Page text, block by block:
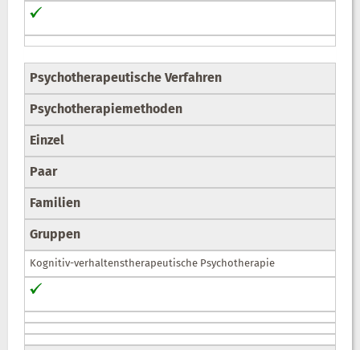
Psychotherapeutische Verfahren
Psychotherapiemethoden
Einzel
Paar
Familien
Gruppen
Kognitiv-verhaltenstherapeutische Psychotherapie